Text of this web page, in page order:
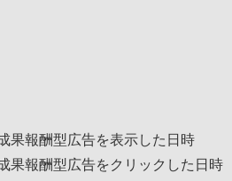
果報酬型広告を表示した日時
果報酬型広告をクリックした日時